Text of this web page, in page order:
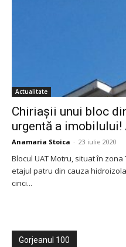
Actualitate
Chiriașii unui bloc
urgentă a imobilului!
Anamaria Stoica - 23 iulie 2020
Blocul UAT Motru, situat în
etajul patru din cauza
cinci...
Gorjeanul 100